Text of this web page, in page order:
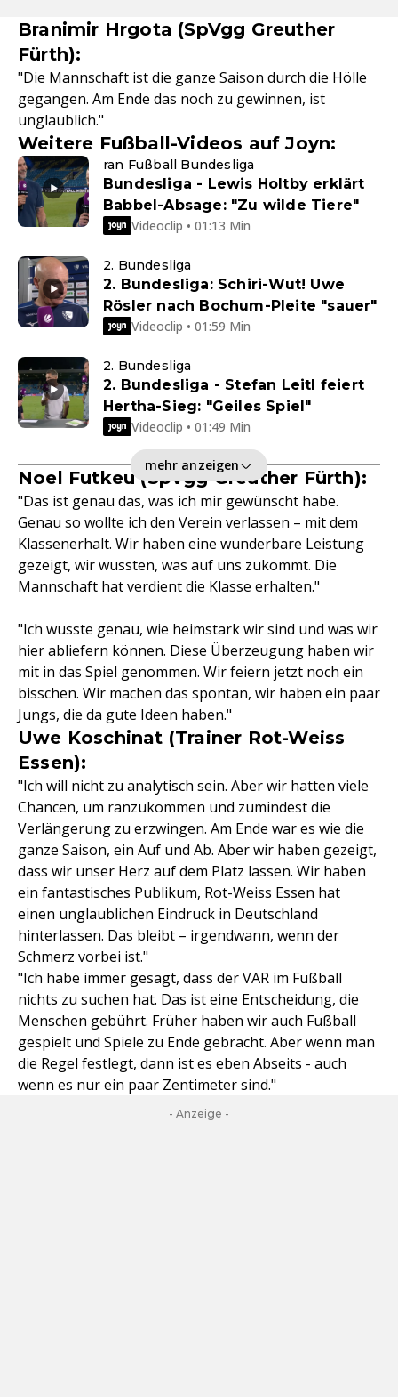
Branimir Hrgota (SpVgg Greuther
Fürth):
"Die Mannschaft ist die ganze Saison durch die Hölle
gegangen. Am Ende das noch zu gewinnen, ist
unglaublich."
Weitere Fußball-Videos auf Joyn:
ran Fußball Bundesliga
Bundesliga - Lewis Holtby erklärt
Babbel-Absage: "Zu wilde Tiere"
Videoclip • 01:13 Min
2. Bundesliga
2. Bundesliga: Schiri-Wut! Uwe
Rösler nach Bochum-Pleite "sauer"
Videoclip • 01:59 Min
2. Bundesliga
2. Bundesliga - Stefan Leitl feiert
Hertha-Sieg: "Geiles Spiel"
Videoclip • 01:49 Min
mehr anzeigen
Noel Futkeu (SpVgg Greuther Fürth):
"Das ist genau das, was ich mir gewünscht habe.
Genau so wollte ich den Verein verlassen – mit dem
Klassenerhalt. Wir haben eine wunderbare Leistung
gezeigt, wir wussten, was auf uns zukommt. Die
Mannschaft hat verdient die Klasse erhalten."
"Ich wusste genau, wie heimstark wir sind und was wir
hier abliefern können. Diese Überzeugung haben wir
mit in das Spiel genommen. Wir feiern jetzt noch ein
bisschen. Wir machen das spontan, wir haben ein paar
Jungs, die da gute Ideen haben."
Uwe Koschinat (Trainer Rot-Weiss
Essen):
"Ich will nicht zu analytisch sein. Aber wir hatten viele
Chancen, um ranzukommen und zumindest die
Verlängerung zu erzwingen. Am Ende war es wie die
ganze Saison, ein Auf und Ab. Aber wir haben gezeigt,
dass wir unser Herz auf dem Platz lassen. Wir haben
ein fantastisches Publikum, Rot-Weiss Essen hat
einen unglaublichen Eindruck in Deutschland
hinterlassen. Das bleibt – irgendwann, wenn der
Schmerz vorbei ist."
"Ich habe immer gesagt, dass der VAR im Fußball
nichts zu suchen hat. Das ist eine Entscheidung, die
Menschen gebührt. Früher haben wir auch Fußball
gespielt und Spiele zu Ende gebracht. Aber wenn man
die Regel festlegt, dann ist es eben Abseits - auch
wenn es nur ein paar Zentimeter sind."
- Anzeige -